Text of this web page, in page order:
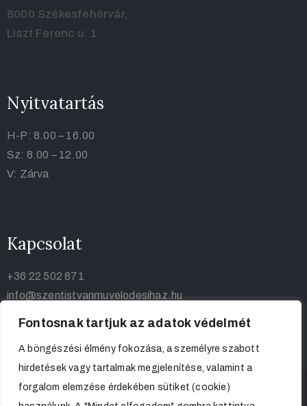
Fontosnak tartjuk az adatok védelmét
A böngészési élmény fokozása, a személyre szabott
hirdetések vagy tartalmak megjelenítése, valamint a
forgalom elemzése érdekében sütiket (cookie)
8000 Székesfehérvár,
Liszt Ferenc u. 1.
Nyitvatartás
H-P: 8.00 – 16.00
Sz: 8.00 – 12.00
V: Zárva
Kapcsolat
+36 22 502 871
info@szentistvanmuvelodesihaz.hu